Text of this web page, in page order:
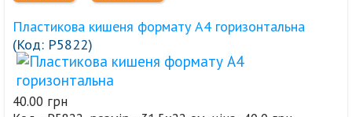
Пластикова кишеня формату А4 горизонтальна
(Код: Р5822)
40.00 грн